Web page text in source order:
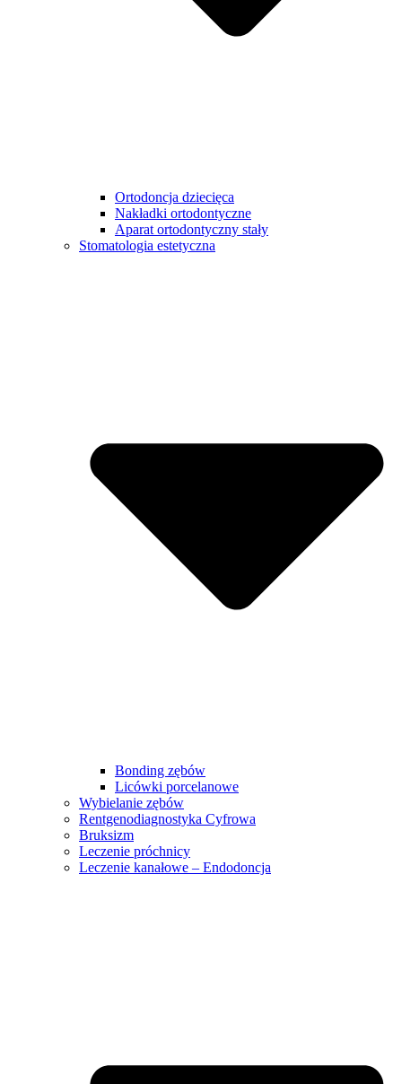
Ortodoncja dziecięca
Nakładki ortodontyczne
Aparat ortodontyczny stały
Stomatologia estetyczna
Bonding zębów
Licówki porcelanowe
Wybielanie zębów
Rentgenodiagnostyka Cyfrowa
Bruksizm
Leczenie próchnicy
Leczenie kanałowe – Endodoncja